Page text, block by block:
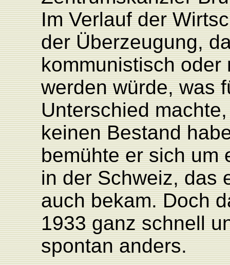
Im Verlauf der
der Überzeugung,
kommunistisch
werden würde, was
Unterschied
keinen Bestand
bemühte er sich um
in der Schweiz, das
auch bekam. Doch
1933 ganz schnell
spontan anders.